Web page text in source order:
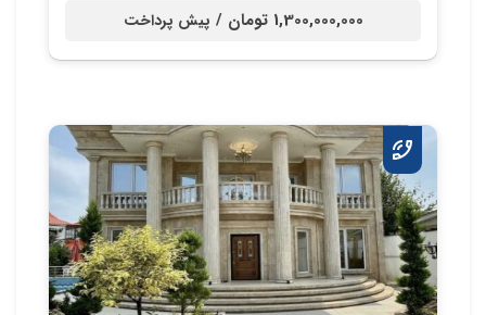
1,300,000,000 تومان / پیش پرداخت